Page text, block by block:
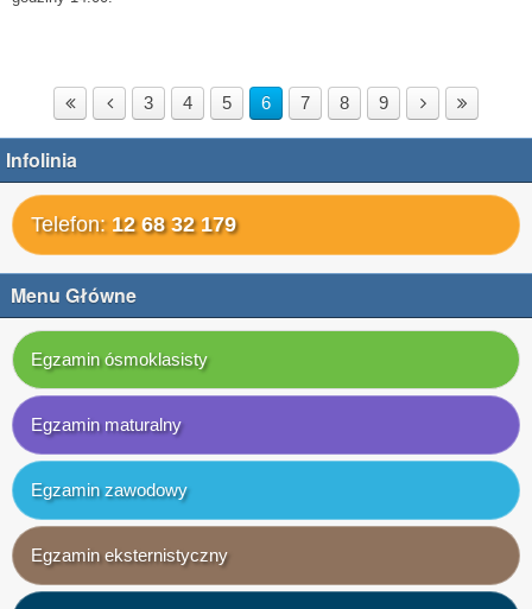
3 4 5 6 7 8 9
Infolinia
Telefon: 12 68 32 179
Menu Główne
Egzamin ósmoklasisty
Egzamin maturalny
Egzamin zawodowy
Egzamin eksternistyczny